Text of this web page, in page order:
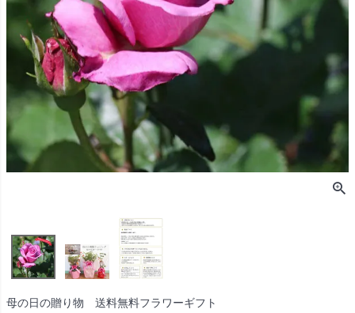
母の日の贈り物 送料無料フラワーギフト